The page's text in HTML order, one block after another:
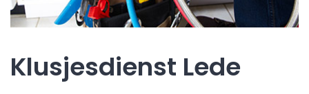
Klusjesdienst Lede